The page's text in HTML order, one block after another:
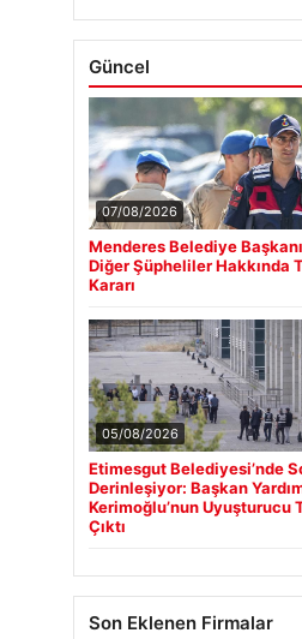
Güncel
07/08/2026
Menderes Belediye
Diğer Şüpheliler Hakkında
Kararı
05/08/2026
Etimesgut Belediyesi’nde
Derinleşiyor: Başkan
Kerimoğlu’nun Uyuşturucu
Çıktı
Son Eklenen Firmalar